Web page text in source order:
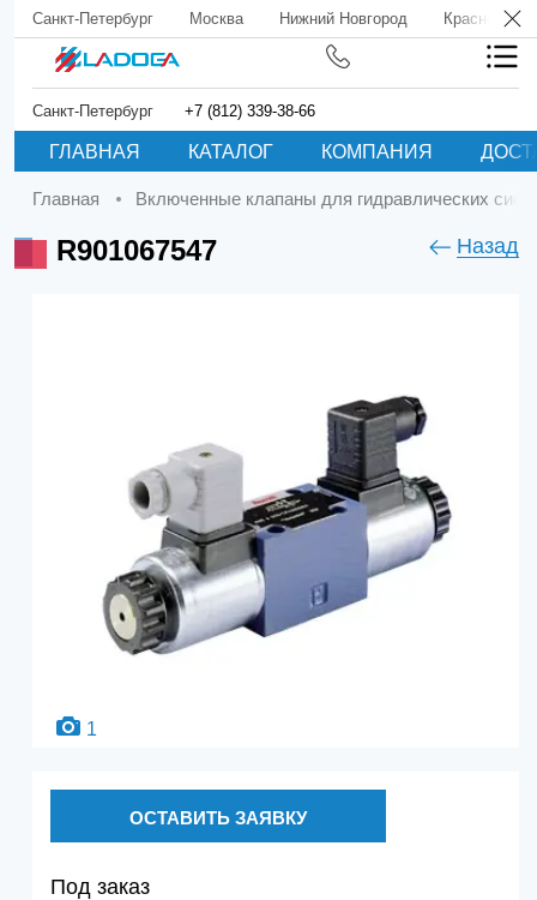
Санкт-Петербург Москва Нижний Новгород Краснодар
Санкт-Петербург +7 (812) 339-38-66
ГЛАВНАЯ КАТАЛОГ КОМПАНИЯ
Главная Включенные клапаны для гидравлических
R901067547 Назад
1
ОСТАВИТЬ ЗАЯВКУ
Под заказ